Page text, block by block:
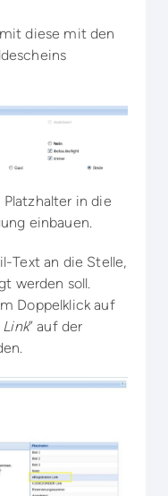
diese mit den
in die
einbauen.
Text an die Stelle,
werden soll.
Doppelklick auf
” auf der